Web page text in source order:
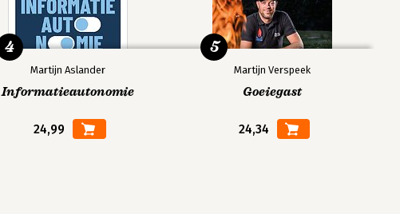
Martijn Aslander
Informatieautonomie
24,99
4
Martijn Verspeek
Goeiegast
24,34
5